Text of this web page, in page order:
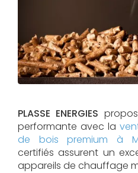
PLASSE ENERGIES
performante avec la
de bois premium à
certifiés assurent un
appareils de chauffage